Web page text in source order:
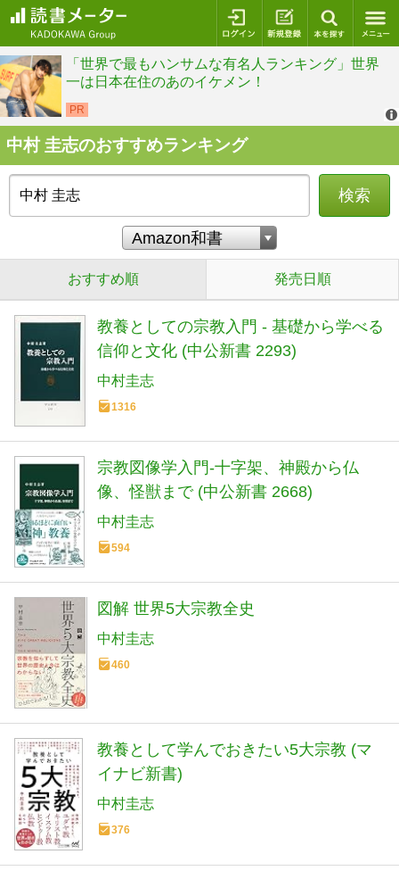
ログイン 新規登録
中村 圭志のおすすめランキング
検索
おすすめ順 発売日順
教養としての宗教入門 - 基礎から学べる
信仰と文化 (中公新書 2293)
中村圭志
1316
宗教図像学入門-十字架、神殿から仏
像、怪獣まで (中公新書 2668)
中村圭志
594
図解 世界5大宗教全史
中村圭志
460
教養として学んでおきたい5大宗教 (マ
イナビ新書)
中村圭志
376